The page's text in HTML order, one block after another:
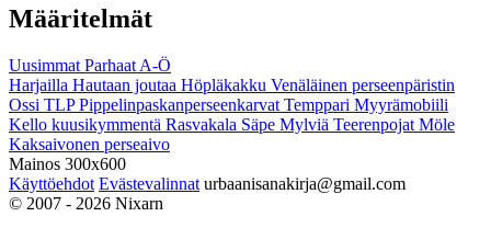
Määritelmät
Uusimmat Parhaat A-Ö
Harjailla Hautaan joutaa Höpläkakku Venäläinen perseenpäristin
Ossi TLPPippelinpaskanperseenkarvat Temppari Myyrämobiili
Kello kuusikymmentä Rasvakala Säpe Mylviä Teerenpojat Möle
Kaksaivonen perseaivo
Mainos 300x600
Käyttöehdot Evästevalinnat urbaanisanakirja@gmail.com
© 2007 - 2026 Nixarn